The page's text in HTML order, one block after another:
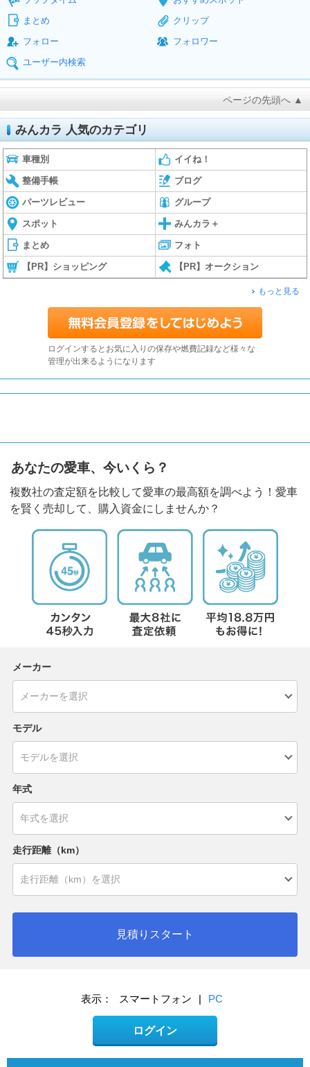
まとめ
クリップ
フォロー
フォロワー
ユーザー内検索
ページの先頭へ ▲
みんカラ 人気のカテゴリ
車種別 イイね！
整備手帳 ブログ
パーツレビュー グループ
スポット みんカラ＋
まとめ フォト
【PR】ショッピング 【PR】オークション
もっと見る
ログインするとお気に入りの保存や燃費記録など様々な
管理が出来るようになります
あなたの愛車、今いくら？
複数社の査定額を比較して愛車の最高額を調べよう！愛車
を賢く売却して、購入資金にしませんか？
メーカー
モデル
年式
走行距離（km）
見積りスタート
表示： スマートフォン | PC
ログイン